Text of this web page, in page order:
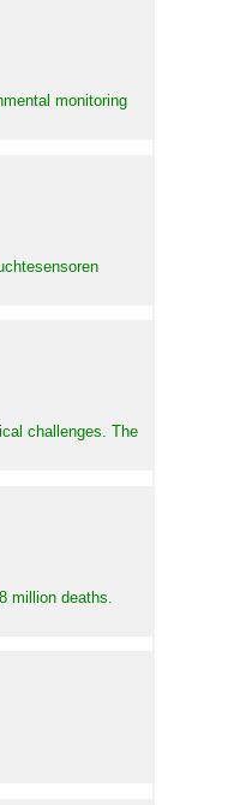
monitoring
challenges. The
million deaths.